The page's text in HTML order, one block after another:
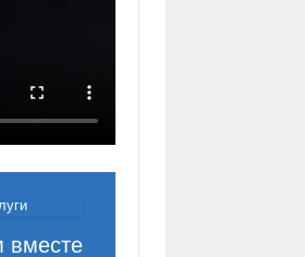
вместе